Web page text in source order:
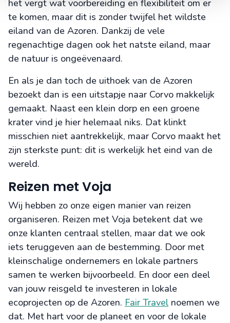
het vergt wat voorbereiding en flexibiliteit om er
te komen, maar dit is zonder twijfel het wildste
eiland van de Azoren. Dankzij de vele
regenachtige dagen ook het natste eiland, maar
de natuur is ongeëvenaard.
En als je dan toch de uithoek van de Azoren
bezoekt dan is een uitstapje naar Corvo makkelijk
gemaakt. Naast een klein dorp en een groene
krater vind je hier helemaal niks. Dat klinkt
misschien niet aantrekkelijk, maar Corvo maakt het
zijn sterkste punt: dit is werkelijk het eind van de
wereld.
Reizen met Voja
Wij hebben zo onze eigen manier van reizen
organiseren. Reizen met Voja betekent dat we
onze klanten centraal stellen, maar dat we ook
iets teruggeven aan de bestemming. Door met
kleinschalige ondernemers en lokale partners
samen te werken bijvoorbeeld. En door een deel
van jouw reisgeld te investeren in lokale
ecoprojecten op de Azoren. Fair Travel noemen we
dat. Met hart voor de planeet en voor de lokale